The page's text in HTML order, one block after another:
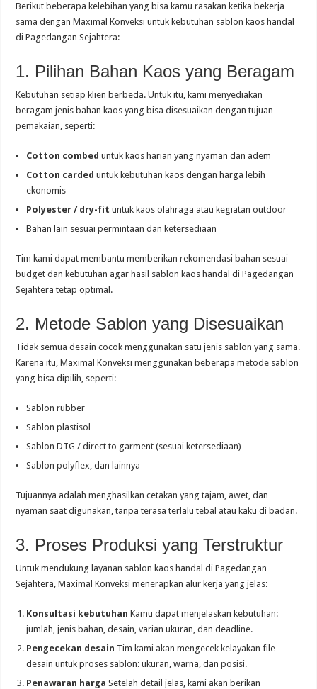
Berikut beberapa kelebihan yang bisa kamu rasakan ketika bekerja
sama dengan Maximal Konveksi untuk kebutuhan sablon kaos handal
di Pagedangan Sejahtera:
1. Pilihan Bahan Kaos yang Beragam
Kebutuhan setiap klien berbeda. Untuk itu, kami menyediakan
beragam jenis bahan kaos yang bisa disesuaikan dengan tujuan
pemakaian, seperti:
Cotton combed untuk kaos harian yang nyaman dan adem
Cotton carded untuk kebutuhan kaos dengan harga lebih
ekonomis
Polyester / dry-fit untuk kaos olahraga atau kegiatan outdoor
Bahan lain sesuai permintaan dan ketersediaan
Tim kami dapat membantu memberikan rekomendasi bahan sesuai
budget dan kebutuhan agar hasil sablon kaos handal di Pagedangan
Sejahtera tetap optimal.
2. Metode Sablon yang Disesuaikan
Tidak semua desain cocok menggunakan satu jenis sablon yang sama.
Karena itu, Maximal Konveksi menggunakan beberapa metode sablon
yang bisa dipilih, seperti:
Sablon rubber
Sablon plastisol
Sablon DTG / direct to garment (sesuai ketersediaan)
Sablon polyflex, dan lainnya
Tujuannya adalah menghasilkan cetakan yang tajam, awet, dan
nyaman saat digunakan, tanpa terasa terlalu tebal atau kaku di badan.
3. Proses Produksi yang Terstruktur
Untuk mendukung layanan sablon kaos handal di Pagedangan
Sejahtera, Maximal Konveksi menerapkan alur kerja yang jelas:
Konsultasi kebutuhan Kamu dapat menjelaskan kebutuhan:
jumlah, jenis bahan, desain, varian ukuran, dan deadline.
Pengecekan desain Tim kami akan mengecek kelayakan file
desain untuk proses sablon: ukuran, warna, dan posisi.
Penawaran harga Setelah detail jelas, kami akan berikan